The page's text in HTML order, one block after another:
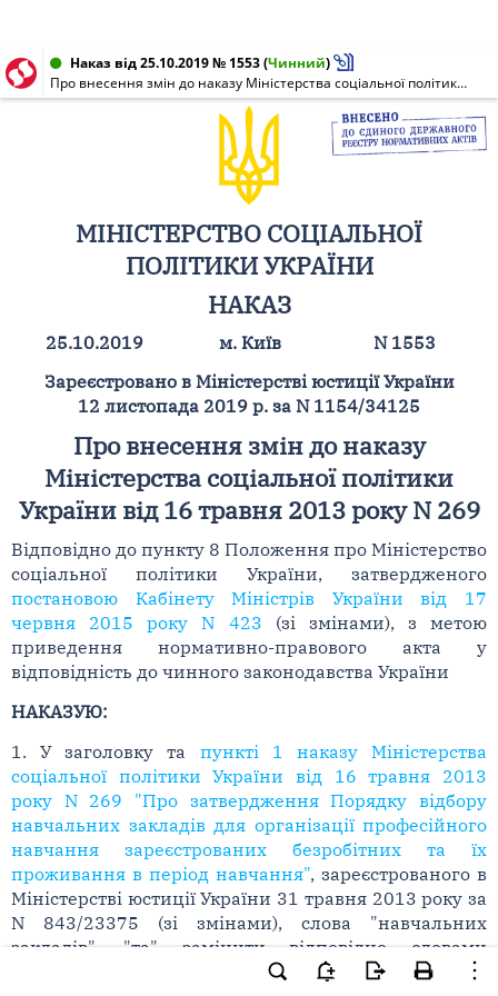
Наказ від 25.10.2019 № 1553(Чинний)
Про внесення змін до наказу Міністерства соціальної політики України від 16 травня 2013 року N 269